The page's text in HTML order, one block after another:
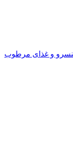
و غذای مرطوب